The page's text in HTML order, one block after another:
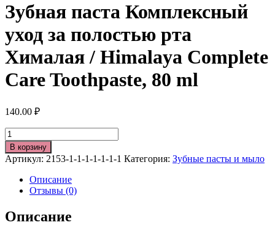
Зубная паста Комплексный
уход за полостью рта
Хималая / Himalaya Complete
Care Toothpaste, 80 ml
140.00 ₽
Количество
В корзину
Артикул: 2153-1-1-1-1-1-1-1 Категория: Зубные пасты и мыло
Описание
Отзывы (0)
Описание